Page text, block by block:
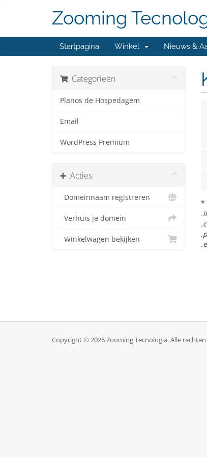
Zooming
Startpagina Winkel Nieuws &
Categorieën
Planos de Hospedagem
Email
WordPress Premium
Acties
Domeinnaam registreren
Verhuis je domein
Winkelwagen bekijken
*
Copyright © 2026 Zooming Tecnologia. Alle